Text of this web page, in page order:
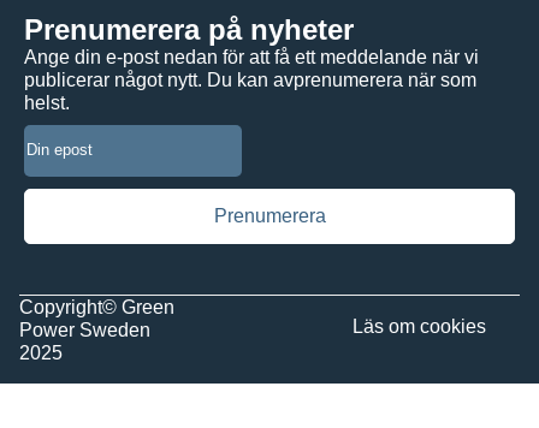
Prenumerera på nyheter
Ange din e-post nedan för att få ett meddelande när vi
publicerar något nytt. Du kan avprenumerera när som
helst.
Copyright© Green
Power Sweden
2025
Läs om cookies